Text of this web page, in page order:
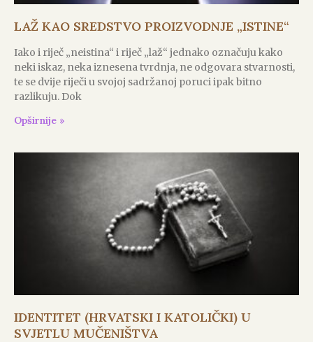
LAŽ KAO SREDSTVO PROIZVODNJE „ISTINE“
Iako i riječ „neistina“ i riječ „laž“ jednako označuju kako
neki iskaz, neka iznesena tvrdnja, ne odgovara stvarnosti,
te se dvije riječi u svojoj sadržanoj poruci ipak bitno
razlikuju. Dok
Opširnije »
IDENTITET (HRVATSKI I KATOLIČKI) U
SVJETLU MUČENIŠTVA